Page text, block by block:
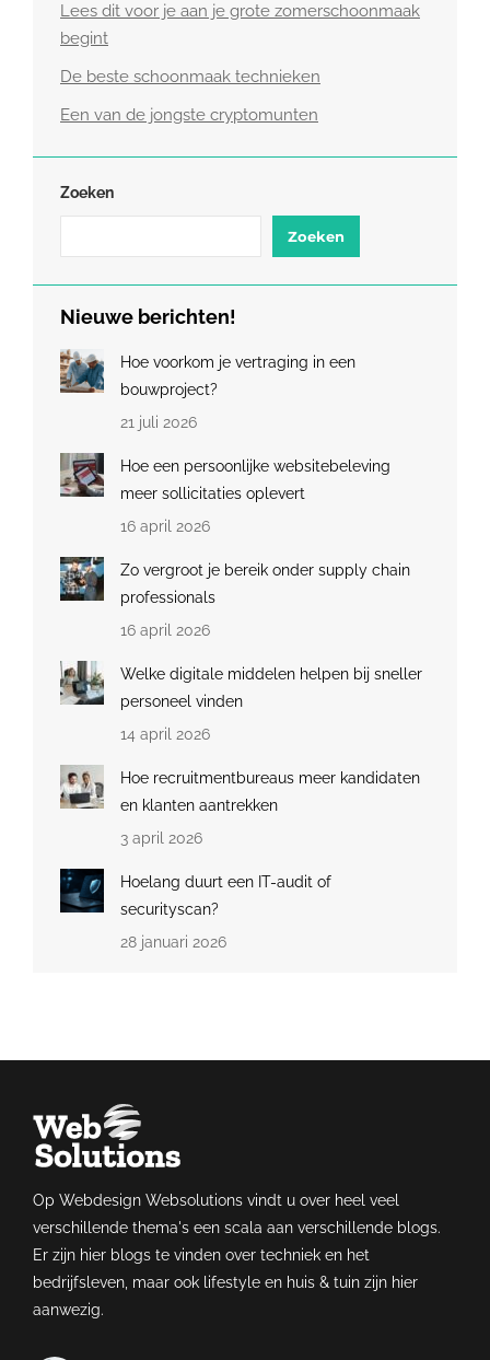
Lees dit voor je aan je grote zomerschoonmaak
begint
De beste schoonmaak technieken
Een van de jongste cryptomunten
Zoeken
Zoeken
Nieuwe berichten!
Hoe voorkom je vertraging in een
bouwproject?
21 juli 2026
Hoe een persoonlijke websitebeleving
meer sollicitaties oplevert
16 april 2026
Zo vergroot je bereik onder supply chain
professionals
16 april 2026
Welke digitale middelen helpen bij sneller
personeel vinden
14 april 2026
Hoe recruitmentbureaus meer kandidaten
en klanten aantrekken
3 april 2026
Hoelang duurt een IT-audit of
securityscan?
28 januari 2026
Op Webdesign Websolutions vindt u over heel veel
verschillende thema's een scala aan verschillende blogs.
Er zijn hier blogs te vinden over techniek en het
bedrijfsleven, maar ook lifestyle en huis & tuin zijn hier
aanwezig.